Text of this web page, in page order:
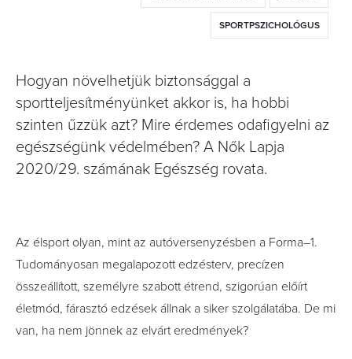
SPORTPSZICHOLÓGUS
Hogyan növelhetjük biztonsággal a
sportteljesítményünket akkor is, ha hobbi
szinten űzzük azt? Mire érdemes odafigyelni az
egészségünk védelmében? A Nők Lapja
2020/29. számának Egészség rovata.
Az élsport olyan, mint az autóversenyzésben a Forma–1.
Tudományosan megalapozott edzésterv, precízen
összeállított, személyre szabott étrend, szigorúan előírt
életmód, fárasztó edzések állnak a siker szolgálatába. De mi
van, ha nem jönnek az elvárt eredmények?